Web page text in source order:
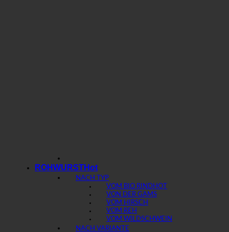
ROHWURST
NACH TYP
VOM BIO RIND
VON DER GAMS
VOM HIRSCH
VOM REH
VOM WILDSCHWEIN
NACH VARIANTE